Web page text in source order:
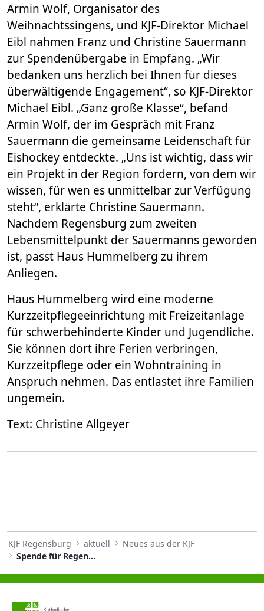
Armin Wolf, Organisator des
Weihnachtssingens, und KJF-Direktor Michael
Eibl nahmen Franz und Christine Sauermann
zur Spendenübergabe in Empfang. „Wir
bedanken uns herzlich bei Ihnen für dieses
überwältigende Engagement“, so KJF-Direktor
Michael Eibl. „Ganz große Klasse“, befand
Armin Wolf, der im Gespräch mit Franz
Sauermann die gemeinsame Leidenschaft für
Eishockey entdeckte. „Uns ist wichtig, dass wir
ein Projekt in der Region fördern, von dem wir
wissen, für wen es unmittelbar zur Verfügung
steht“, erklärte Christine Sauermann.
Nachdem Regensburg zum zweiten
Lebensmittelpunkt der Sauermanns geworden
ist, passt Haus Hummelberg zu ihrem
Anliegen.
Haus Hummelberg wird eine moderne
Kurzzeitpflegeeinrichtung mit Freizeitanlage
für schwerbehinderte Kinder und Jugendliche.
Sie können dort ihre Ferien verbringen,
Kurzzeitpflege oder ein Wohntraining in
Anspruch nehmen. Das entlastet ihre Familien
ungemein.
Text: Christine Allgeyer
KJF Regensburg aktuell
Neues aus der KJF
Spende für Regensburger Weihnachtssingen